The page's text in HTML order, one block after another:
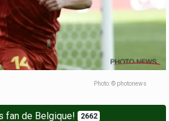
Photo: © photonews
fan de Belgique! 2662